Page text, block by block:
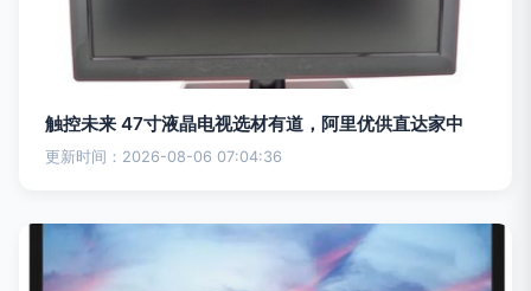
触控未来 47寸液晶电视选材有道，阿里优供直达家中
更新时间：2026-08-06 07:04:36